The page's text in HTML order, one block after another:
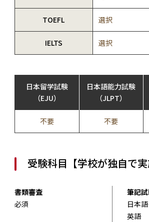
TOEFL 選択
IELTS 選択
日本留学試験
（EJU）
日本語能力試験
（JLPT）
不要 不要
受験科目【学校が独自で実
書類審査
必須
筆記
日本語
英語